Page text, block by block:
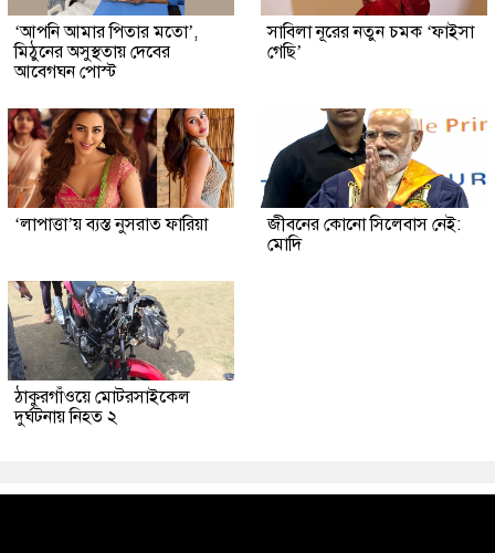
‘আপনি আমার পিতার মতো’,
মিঠুনের অসুস্থতায় দেবের
আবেগঘন পোস্ট
সাবিলা নূরের নতুন চমক ‘ফাইসা
গেছি’
‘লাপাত্তা’য় ব্যস্ত নুসরাত ফারিয়া
জীবনের কোনো সিলেবাস নেই:
মোদি
ঠাকুরগাঁওয়ে মোটরসাইকেল
দুর্ঘটনায় নিহত ২